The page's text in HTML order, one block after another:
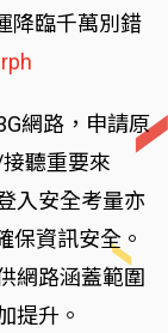
降臨千萬別錯
網路，申請原
聽重要來
入安全考量亦
保資訊安全。
網路涵蓋範圍
提升。